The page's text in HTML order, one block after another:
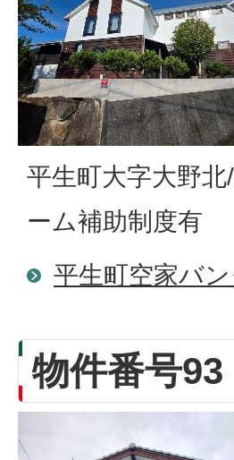
平生町大字大野
ーム補助制度有
平生町空家バ
物件番号93